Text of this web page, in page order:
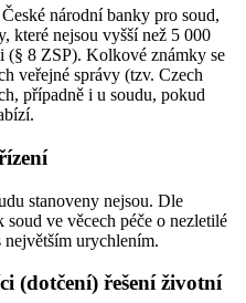
národní banky pro soud,
které nejsou vyšší než 5 000
8 ZSP). Kolkové známky se
veřejné správy (tzv. Czech
případně i u soudu, pokud
stanoveny nejsou. Dle
ve věcech péče o nezletilé
urychlením.
(dotčení) řešení životní